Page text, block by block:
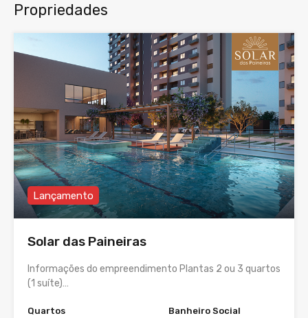
Propriedades
Lançamento
Solar das Paineiras
Informações do empreendimento Plantas 2 ou 3 quartos
(1 suíte)…
Quartos
Banheiro Social